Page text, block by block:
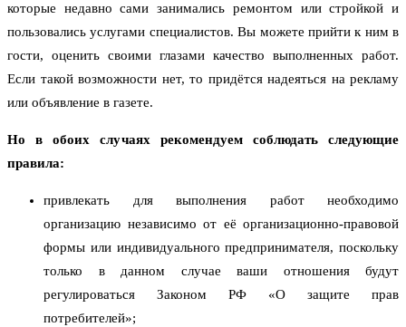
которые недавно сами занимались ремонтом или стройкой и
пользовались услугами специалистов. Вы можете прийти к ним в
гости, оценить своими глазами качество выполненных работ.
Если такой возможности нет, то придётся надеяться на рекламу
или объявление в газете.
Но в обоих случаях рекомендуем соблюдать следующие
правила:
привлекать для выполнения работ необходимо
организацию независимо от её организационно-правовой
формы или индивидуального предпринимателя, поскольку
только в данном случае ваши отношения будут
регулироваться Законом РФ «О защите прав
потребителей»;